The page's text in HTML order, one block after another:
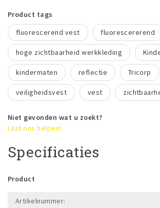
Product tags
fluorescerend vest
fluorescererend
hoge zichtbaarheid werkkleding
kindermaten reflectie Tricorp
veiligheidsvest vest
Niet gevonden wat u zoekt?
Laat ons helpen!
Specificaties
Product
Artikelnummer: